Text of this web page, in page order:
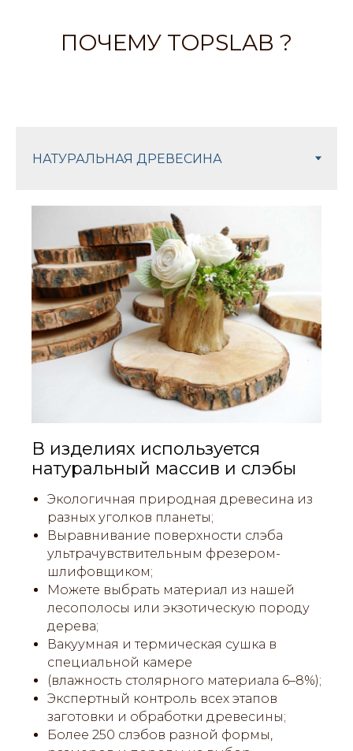
ПОЧЕМУ TOPSLAB ?
В изделиях используется
натуральный массив и слэбы
Экологичная природная древесина из
разных уголков планеты;
Выравнивание поверхности слэба
ультрачувствительным фрезером-
шлифовщиком;
Можете выбрать материал из нашей
лесополосы или экзотическую породу
дерева;
Вакуумная и термическая сушка в
специальной камере
(влажность столярного материала 6–8%);
Экспертный контроль всех этапов
заготовки и обработки древесины;
Более 250 слэбов разной формы,